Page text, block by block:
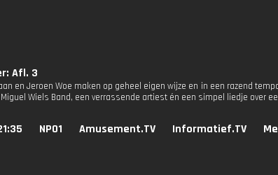
Afl. 3
en Jeroen Woe maken op geheel eigen wijze en in een razend
Wiels Band, een verrassende artiest én een simpel liedje over
NPO1 Amusement.TV Informatief.TV